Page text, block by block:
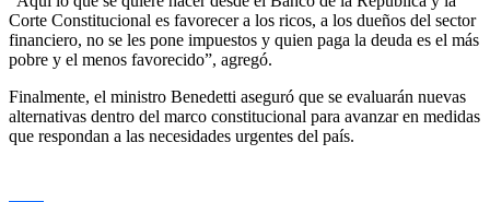
Corte Constitucional es favorecer a los ricos, a los dueños del sector
financiero, no se les pone impuestos y quien paga la deuda es el más
pobre y el menos favorecido”, agregó.
Finalmente, el ministro Benedetti aseguró que se evaluarán nuevas
alternativas dentro del marco constitucional para avanzar en medidas
que respondan a las necesidades urgentes del país.